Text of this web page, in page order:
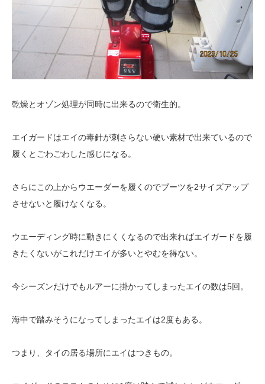
乾燥とオゾン処理が同時に出来るので衛生的。
エイガードはエイの毒針が刺さらない硬い素材で出来ているので
履くとごわごわした感じになる。
さらにこの上からウエーダーを履くのでブーツを2サイズアップ
させないと履けなくなる。
ウエーディング時に動きにくくなるので出来ればエイガードを履
きたくないがこれだけエイが多いとやむを得ない。
今シーズンだけでもルアーに掛かってしまったエイの数は5回。
海中で踏みそうになってしまったエイは2度もある。
つまり、タイの居る場所にエイはつきもの。